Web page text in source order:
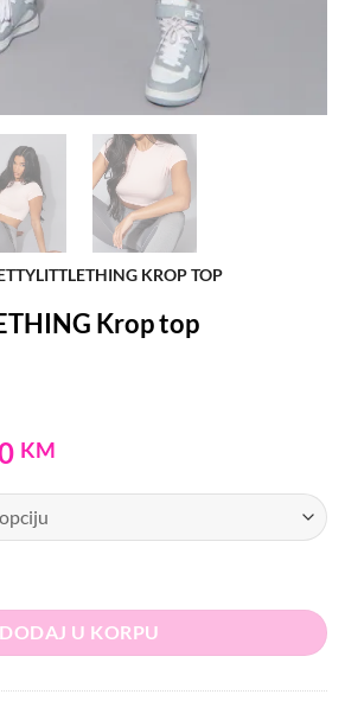
KROP TOP
Krop top
KM.
KM
5.00 KM.
top količina
DODAJ U KORPU